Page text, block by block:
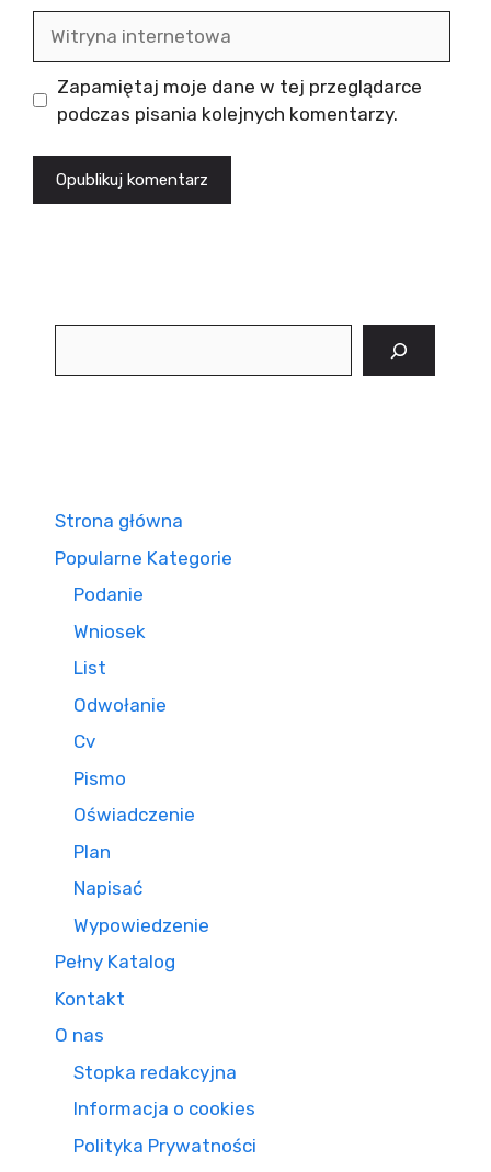
internetowa
Zapamiętaj moje dane w tej przeglądarce
podczas pisania kolejnych komentarzy.
Strona główna
Popularne Kategorie
Podanie
Wniosek
List
Odwołanie
Cv
Pismo
Oświadczenie
Plan
Napisać
Wypowiedzenie
Pełny Katalog
Kontakt
O nas
Stopka redakcyjna
Informacja o cookies
Polityka Prywatności